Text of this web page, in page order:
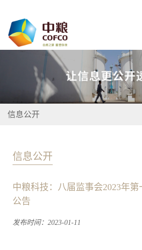
信息公开
信息公开
中粮科技：八届监事会2023年
公告
发布时间：2023-01-11